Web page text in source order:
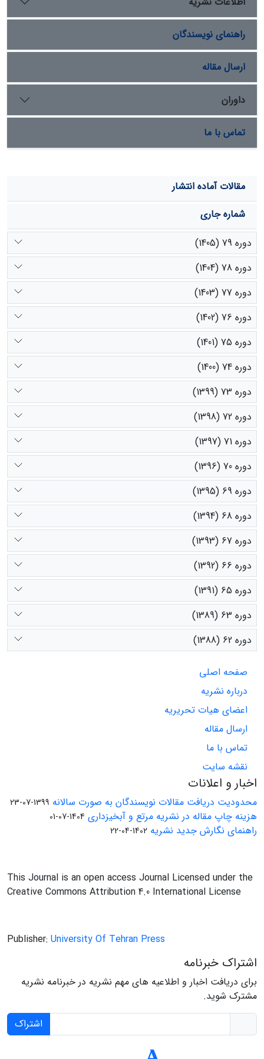
دیگر، مانند آب زیرزمینی، مربوط باشد. بخشی از تغییراتِ
متغیرهای جریان، به‌ویژه در دبی‏های پایه، کاملاً با بارش توجیه
نمی‏شود و می‏تواند از تغییرات دما یا عواملی مانند افزایش
بهره‏برداری از آب زیرزمینی متأثر باشد.
راهنمای نویسندگان
ارسال مقاله
داوران
تماس با ما
مقالات آماده انتشار
شماره جاری
دوره 79 (1405)
دوره 78 (1404)
دوره 77 (1403)
دوره 76 (1402)
دوره 75 (1401)
دوره 74 (1400)
دوره 73 (1399)
دوره 72 (1398)
دوره 71 (1397)
دوره 70 (1396)
دوره 69 (1395)
دوره 68 (1394)
دوره 67 (1393)
دوره 66 (1392)
دوره 65 (1391)
دوره 63 (1389)
دوره 62 (1388)
صفحه اصلی
درباره نشریه
اعضای هیات تحریریه
ارسال مقاله
تماس با ما
نقشه سایت
اخبار و اعلانات
محدودیت دریافت مقالات نویسندگان به صورت سالانه 1399-07-23
هزینه چاپ مقاله در نشریه مرتع و آبخیزداری 1404-07-01
راهنمای نگارش جدید نشریه 1402-04-22
This Journal is an open access Journal Licensed under the
Creative Commons Attribution 4.0 International License
Publisher: University Of Tehran Press
اشتراک خبرنامه
برای دریافت اخبار و اطلاعیه های مهم نشریه در خبرنامه نشریه
مشترک شوید.
اشتراک